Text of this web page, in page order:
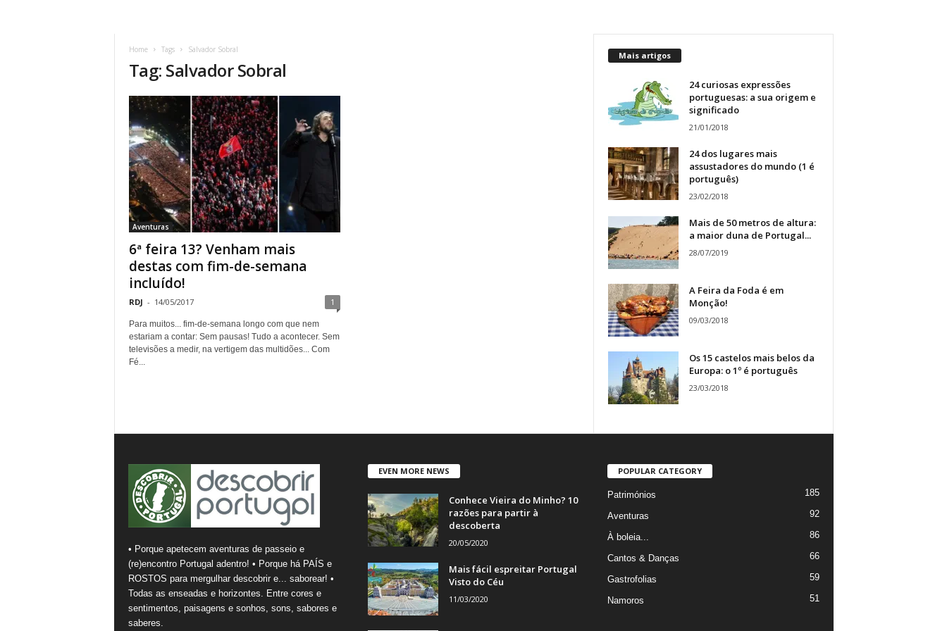
Home Tags Salvador Sobral
Tag: Salvador Sobral
Aventuras
6ª feira 13? Venham mais
destas com fim-de-semana
incluído!
RDJ - 14/05/2017 1
Para muitos... fim-de-semana longo com que nem
estariam a contar: Sem pausas! Tudo a acontecer. Sem
televisões a medir, na vertigem das multidões... Com
Fé...
Mais artigos
24 curiosas expressões
portuguesas: a sua origem e
significado
21/01/2018
24 dos lugares mais
assustadores do mundo (1 é
português)
23/02/2018
Mais de 50 metros de altura:
a maior duna de Portugal...
28/07/2019
A Feira da Foda é em
Monção!
09/03/2018
Os 15 castelos mais belos da
Europa: o 1º é português
23/03/2018
• Porque apetecem aventuras de passeio e
(re)encontro Portugal adentro! • Porque há PAÍS e
ROSTOS para mergulhar descobrir e... saborear! •
Todas as enseadas e horizontes. Entre cores e
sentimentos, paisagens e sonhos, sons, sabores e
saberes.
EVEN MORE NEWS
Conhece Vieira do Minho? 10
razões para partir à
descoberta
20/05/2020
Mais fácil espreitar Portugal
Visto do Céu
11/03/2020
POPULAR CATEGORY
Patrimónios 185
Aventuras 92
À boleia... 86
Cantos & Danças 66
Gastrofolias 59
Namoros 51